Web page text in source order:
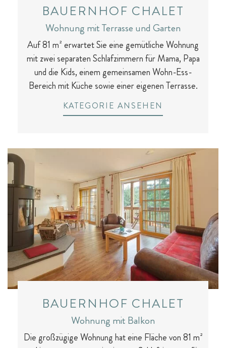
BAUERNHOF CHALET
Wohnung mit Terrasse und Garten
Auf 81 m² erwartet Sie eine gemütliche Wohnung
mit zwei separaten Schlafzimmern für Mama, Papa
und die Kids, einem gemeinsamen Wohn-Ess-
Bereich mit Küche sowie einer eigenen Terrasse.
KATEGORIE ANSEHEN
BAUERNHOF CHALET
Wohnung mit Balkon
Die großzügige Wohnung hat eine Fläche von 81 m²